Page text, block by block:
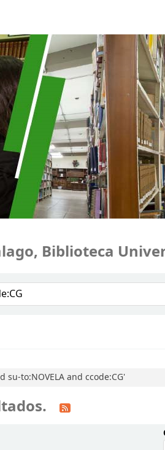
Biblioteca
to:NOVELA and ccode:CG'